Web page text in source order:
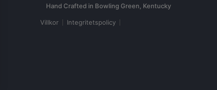
Villkor Integritetspolicy